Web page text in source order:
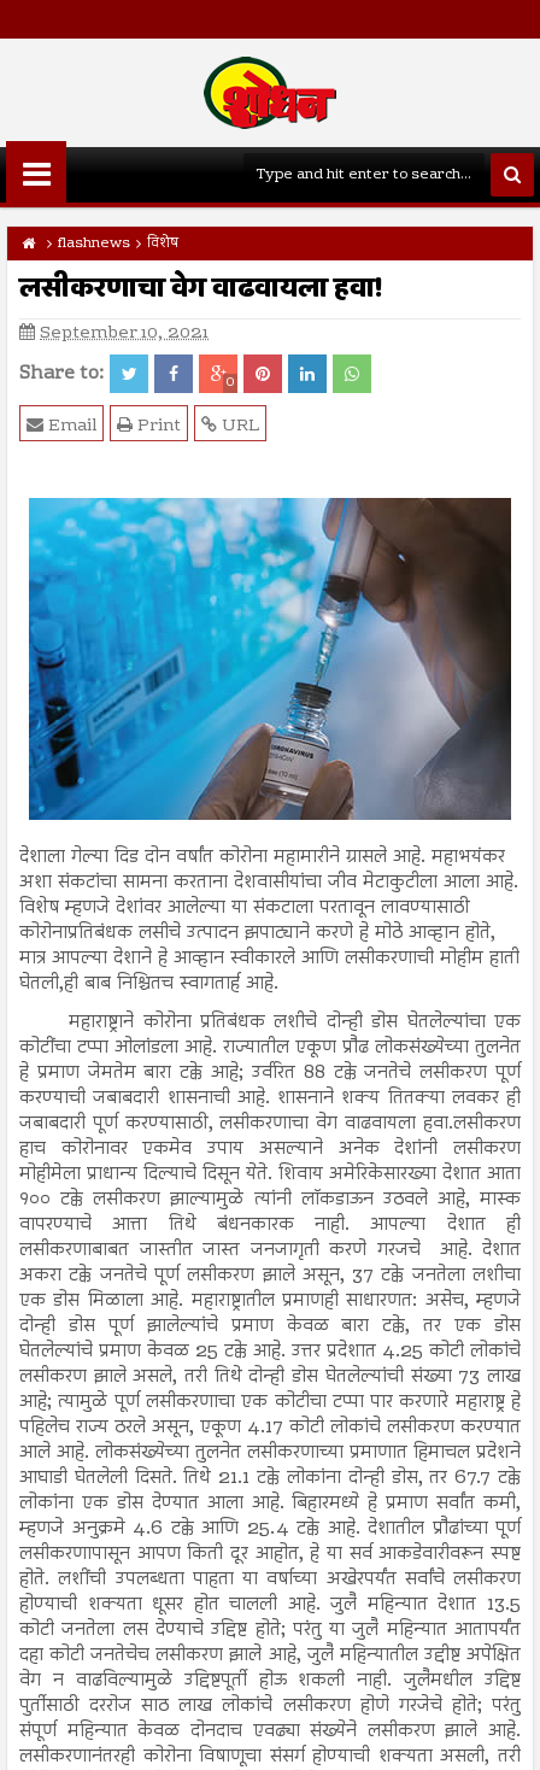
flashnews विशेष
लसीकरणाचा वेग वाढवायला हवा!
September 10, 2021
Share to: 0
URL
Print
Email
देशाला गेल्या दिड दोन वर्षांत कोरोना महामारीने ग्रासले आहे. महाभयंकर
अशा संकटांचा सामना करताना देशवासीयांचा जीव मेटाकुटीला आला आहे.
विशेष म्हणजे देशांवर आलेल्या या संकटाला परतावून लावण्यासाठी
कोरोनाप्रतिबंधक लसीचे उत्पादन झपाट्याने करणे हे मोठे आव्हान होते,
मात्र आपल्या देशाने हे आव्हान स्वीकारले आणि लसीकरणाची मोहीम हाती
घेतली,ही बाब निश्चितच स्वागतार्ह आहे.
महाराष्ट्राने कोरोना प्रतिबंधक लशीचे दोन्ही डोस घेतलेल्यांचा एक
कोटींचा टप्पा ओलांडला आहे. राज्यातील एकूण प्रौढ लोकसंख्येच्या तुलनेत
हे प्रमाण जेमतेम बारा टक्के आहे; उर्वरित 88 टक्के जनतेचे लसीकरण पूर्ण
करण्याची जबाबदारी शासनाची आहे. शासनाने शक्य तितक्या लवकर ही
जबाबदारी पूर्ण करण्यासाठी, लसीकरणाचा वेग वाढवायला हवा.लसीकरण
हाच कोरोनावर एकमेव उपाय असल्याने अनेक देशांनी लसीकरण
मोहीमेला प्राधान्य दिल्याचे दिसून येते. शिवाय अमेरिकेसारख्या देशात आता
१०० टक्के लसीकरण झाल्यामुळे त्यांनी लाॅकडाऊन उठवले आहे, मास्क
वापरण्याचे आत्ता तिथे बंधनकारक नाही. आपल्या देशात ही
लसीकरणाबाबत जास्तीत जास्त जनजागृती करणे गरजचे आहे. देशात
अकरा टक्के जनतेचे पूर्ण लसीकरण झाले असून, 37 टक्के जनतेला लशीचा
एक डोस मिळाला आहे. महाराष्ट्रातील प्रमाणही साधारणत: असेच, म्हणजे
दोन्ही डोस पूर्ण झालेल्यांचे प्रमाण केवळ बारा टक्के, तर एक डोस
घेतलेल्यांचे प्रमाण केवळ 25 टक्के आहे. उत्तर प्रदेशात 4.25 कोटी लोकांचे
लसीकरण झाले असले, तरी तिथे दोन्ही डोस घेतलेल्यांची संख्या 73 लाख
आहे; त्यामुळे पूर्ण लसीकरणाचा एक कोटीचा टप्पा पार करणारे महाराष्ट्र हे
पहिलेच राज्य ठरले असून, एकूण 4.17 कोटी लोकांचे लसीकरण करण्यात
आले आहे. लोकसंख्येच्या तुलनेत लसीकरणाच्या प्रमाणात हिमाचल प्रदेशने
आघाडी घेतलेली दिसते. तिथे 21.1 टक्के लोकांना दोन्ही डोस, तर 67.7 टक्के
लोकांना एक डोस देण्यात आला आहे. बिहारमध्ये हे प्रमाण सर्वांत कमी,
म्हणजे अनुक्रमे 4.6 टक्के आणि 25.4 टक्के आहे. देशातील प्रौढांच्या पूर्ण
लसीकरणापासून आपण किती दूर आहोत, हे या सर्व आकडेवारीवरून स्पष्ट
होते. लशींची उपलब्धता पाहता या वर्षाच्या अखेरपर्यंत सर्वांचे लसीकरण
होण्याची शक्यता धूसर होत चालली आहे. जुलै महिन्यात देशात 13.5
कोटी जनतेला लस देण्याचे उद्दिष्ट होते; परंतु या जुलै महिन्यात आतापर्यंत
दहा कोटी जनतेचेच लसीकरण झाले आहे, जुलै महिन्यातील उद्दीष्ट अपेक्षित
वेग न वाढविल्यामुळे उद्दिष्टपूर्ती होऊ शकली नाही. जुलैमधील उद्दिष्ट
पुर्तीसाठी दररोज साठ लाख लोकांचे लसीकरण होणे गरजेचे होते; परंतु
संपूर्ण महिन्यात केवळ दोनदाच एवढ्या संख्येने लसीकरण झाले आहे.
लसीकरणानंतरही कोरोना विषाणूचा संसर्ग होण्याची शक्यता असली, तरी